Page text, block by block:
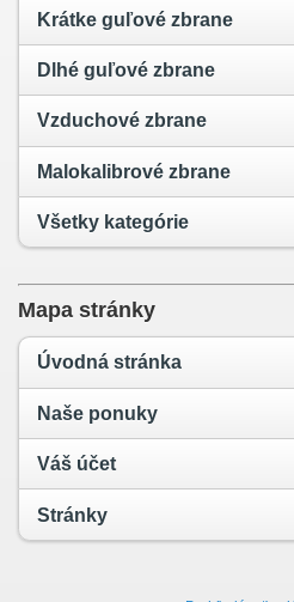
Krátke guľové zbrane
Dlhé guľové zbrane
Vzduchové zbrane
Malokalibrové zbrane
Všetky kategórie
Mapa stránky
Úvodná stránka
Naše ponuky
Váš účet
Stránky